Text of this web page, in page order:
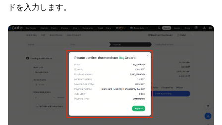
ドを入力します。